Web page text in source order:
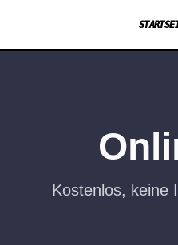
Kostenlos, keine